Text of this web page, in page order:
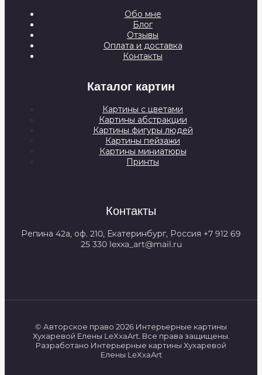
Обо мне
Блог
Отзывы
Оплата и доставка
Контакты
Каталог картин
Картины с цветами
Картины абстракции
Картины фигуры людей
Картины пейзажи
Картины миниатюры
Принты
Контакты
Репина 42а, оф. 210, Екатеринбург, Россия +7 912 69
25 330 lexxa_art@mail.ru
© Авторское право 2026 Интерьерные картины
Хухаревой Елены LeXxaArt. Все права защищены.
Разработано Интерьерные картины Хухаревой
Елены LeXxaArt